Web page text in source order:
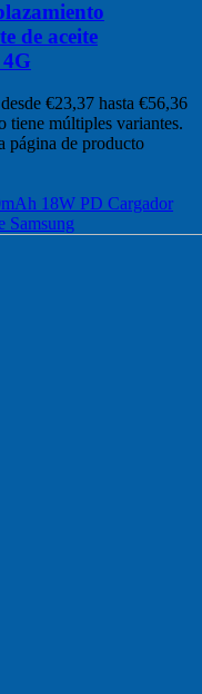
de aceite
€23,37 hasta €56,36
tiene múltiples variantes.
página de producto